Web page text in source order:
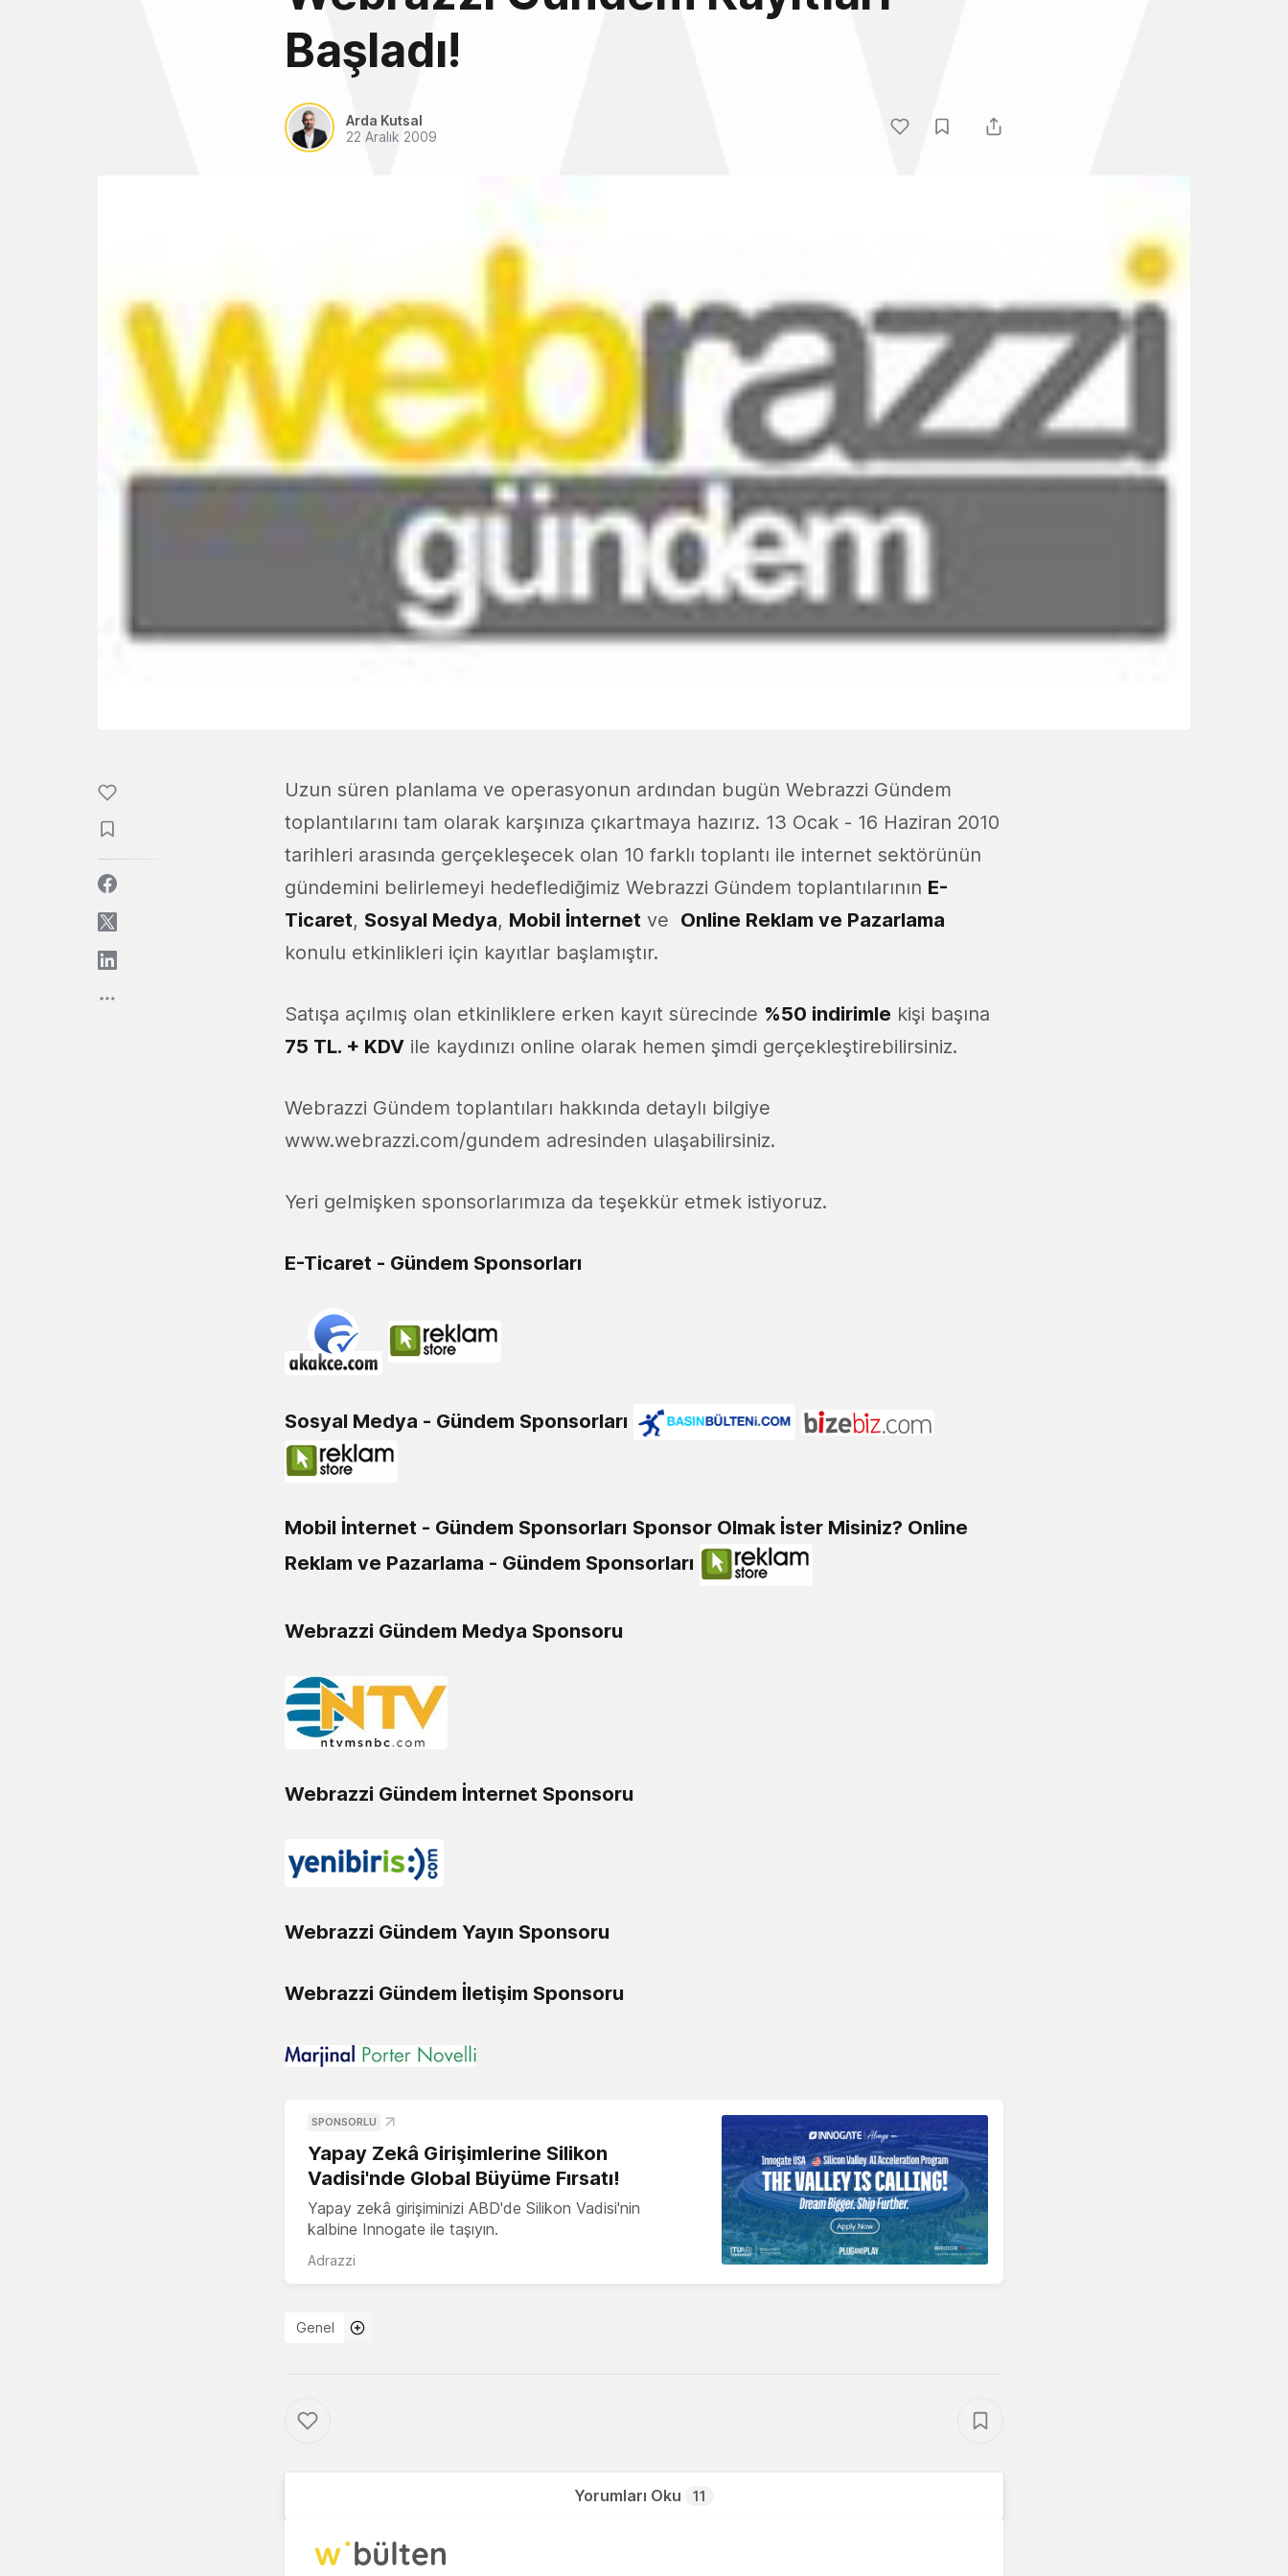
Başladı!
Arda Kutsal
22 Aralık 2009
Uzun süren planlama ve operasyonun ardından bugün Webrazzi Gündem
toplantılarını tam olarak karşınıza çıkartmaya hazırız. 13 Ocak - 16 Haziran 2010
tarihleri arasında gerçekleşecek olan 10 farklı toplantı ile internet sektörünün
gündemini belirlemeyi hedeflediğimiz Webrazzi Gündem toplantılarının E-
Ticaret, Sosyal Medya, Mobil İnternet ve Online Reklam ve Pazarlama
konulu etkinlikleri için kayıtlar başlamıştır.
Satışa açılmış olan etkinliklere erken kayıt sürecinde %50 indirimle kişi başına
75 TL. + KDV ile kaydınızı online olarak hemen şimdi gerçekleştirebilirsiniz.
Webrazzi Gündem toplantıları hakkında detaylı bilgiye
www.webrazzi.com/gundem adresinden ulaşabilirsiniz.
Yeri gelmişken sponsorlarımıza da teşekkür etmek istiyoruz.
E-Ticaret - Gündem Sponsorları
Sosyal Medya - Gündem Sponsorları
Mobil İnternet - Gündem Sponsorları Sponsor Olmak İster Misiniz? Online
Reklam ve Pazarlama - Gündem Sponsorları
Webrazzi Gündem Medya Sponsoru
Webrazzi Gündem İnternet Sponsoru
Webrazzi Gündem Yayın Sponsoru
Webrazzi Gündem İletişim Sponsoru
SPONSORLU
Yapay Zekâ Girişimlerine Silikon
Vadisi'nde Global Büyüme Fırsatı!
Yapay zekâ girişiminizi ABD'de Silikon Vadisi'nin
kalbine Innogate ile taşıyın.
Adrazzi
Genel
Yorumları Oku 11